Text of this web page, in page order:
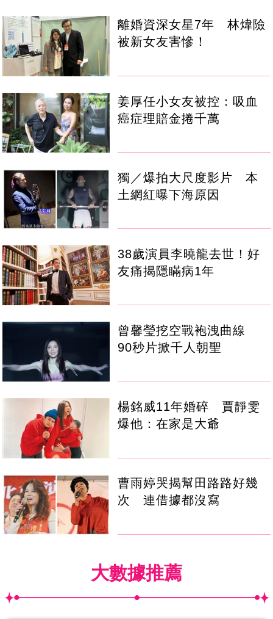
離婚資深女星7年 林煒險
被新女友害慘！
姜厚任小女友被控：吸血
癌症理賠金捲千萬
獨／爆拍大尺度影片 本
土網紅曝下海原因
38歲演員李曉龍去世！好
友痛揭隱瞞病1年
曾馨瑩挖空戰袍洩曲線
90秒片掀千人朝聖
楊銘威11年婚碎 賈靜雯
爆他：在家是大爺
曹雨婷哭揭幫田路路好幾
次 連借據都沒寫
大數據推薦